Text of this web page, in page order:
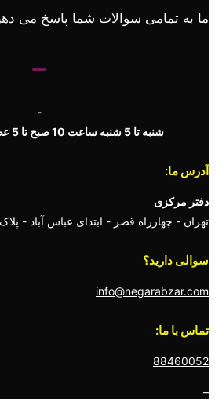
ما به تمامی سوالات شما پاسخ می
-
-
شنبه تا 5 شنبه ساعت 10 صبح تا 5 عصر
آدرس ما:
دفتر مرکزی
تهران - چهارراه قصر - ابتدای عباس آباد - پلاک 40
سوالی دارید؟
info@negarabzar.com
تماس با ما:
88460052
–